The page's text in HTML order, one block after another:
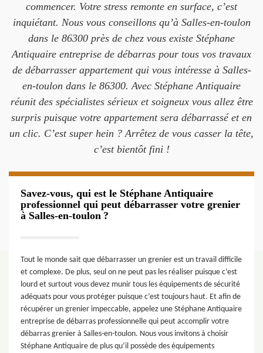
commencer. Votre stress remonte en surface, c’est
inquiétant. Nous vous conseillons qu’à Salles-en-toulon
dans le 86300 près de chez vous existe Stéphane
Antiquaire entreprise de débarras pour tous vos travaux
de débarrasser appartement qui vous intéresse à Salles-
en-toulon dans le 86300. Avec Stéphane Antiquaire
réunit des spécialistes sérieux et soigneux vous allez être
surpris puisque votre appartement sera débarrassé et en
un clic. C’est super hein ? Arrêtez de vous casser la tête,
c’est bientôt fini !
Savez-vous, qui est le Stéphane Antiquaire
professionnel qui peut débarrasser votre grenier
à Salles-en-toulon ?
Tout le monde sait que débarrasser un grenier est un travail difficile
et complexe. De plus, seul on ne peut pas les réaliser puisque c’est
lourd et surtout vous devez munir tous les équipements de sécurité
adéquats pour vous protéger puisque c’est toujours haut. Et afin de
récupérer un grenier impeccable, appelez une Stéphane Antiquaire
entreprise de débarras professionnelle qui peut accomplir votre
débarras grenier à Salles-en-toulon. Nous vous invitons à choisir
Stéphane Antiquaire de plus qu’il possède des équipements